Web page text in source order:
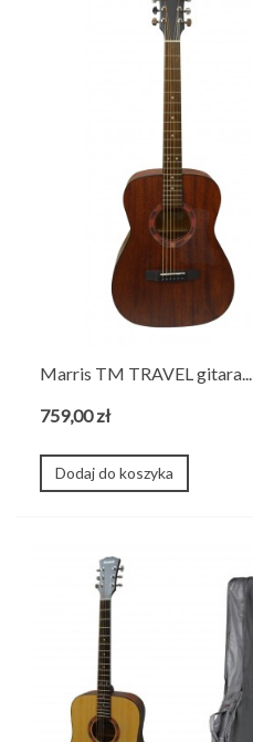
Marris TM TRAVEL gitara...
759,00 zł
Dodaj do koszyka